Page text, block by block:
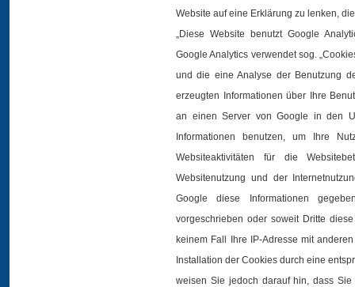
Website auf eine Erklärung zu lenken,
„Diese Website benutzt Google
Google Analytics verwendet sog.
und die eine Analyse der Benutzung
erzeugten Informationen über Ihre
an einen Server von Google in den
Informationen benutzen, um Ihre
Websiteaktivitäten für die
Websitenutzung und der
Google diese Informationen
vorgeschrieben oder soweit Dritte
keinem Fall Ihre IP-Adresse mit
Installation der Cookies durch eine
weisen Sie jedoch darauf hin, dass